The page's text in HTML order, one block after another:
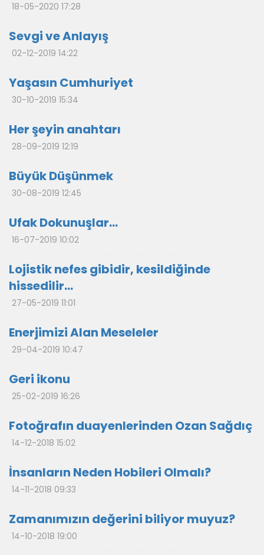
18-05-2020 17:28
Sevgi ve Anlayış
02-12-2019 14:22
Yaşasın Cumhuriyet
30-10-2019 15:34
Her şeyin anahtarı
28-09-2019 12:19
Büyük Düşünmek
30-08-2019 12:45
Ufak Dokunuşlar…
16-07-2019 10:02
Lojistik nefes gibidir, kesildiğinde
hissedilir…
27-05-2019 11:01
Enerjimizi Alan Meseleler
29-04-2019 10:47
Geri ikonu
25-02-2019 16:26
Fotoğrafın duayenlerinden Ozan Sağdıç
14-12-2018 15:02
İnsanların Neden Hobileri Olmalı?
14-11-2018 09:33
Zamanımızın değerini biliyor muyuz?
14-10-2018 19:00